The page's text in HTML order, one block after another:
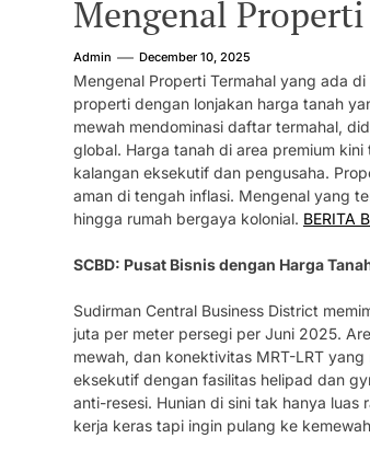
Mengenal
Admin December 10, 2025
Mengenal Properti Termahal yang ada
properti dengan lonjakan harga tanah
mewah mendominasi daftar termahal,
global. Harga tanah di area premium
kalangan eksekutif dan pengusaha.
aman di tengah inflasi. Mengenal yang
hingga rumah bergaya kolonial. BERITA
SCBD: Pusat Bisnis dengan Harga
Sudirman Central Business District
juta per meter persegi per Juni 2025.
mewah, dan konektivitas MRT-LRT
eksekutif dengan fasilitas helipad dan
anti-resesi. Hunian di sini tak hanya
kerja keras tapi ingin pulang ke